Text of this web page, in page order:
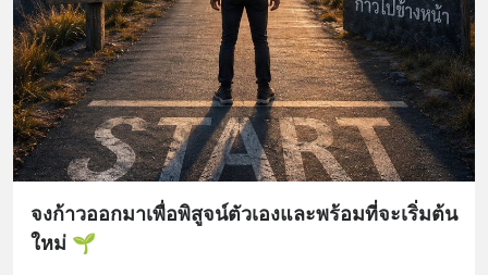
จงก้าวออกมาเพื่อพิสูจน์ตัวเองและพร้อมที่จะเริ่มต้น
ใหม่ 🌱